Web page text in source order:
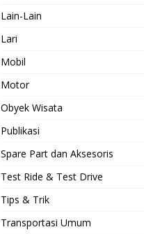
Lain-Lain
Lari
Mobil
Motor
Obyek Wisata
Publikasi
Spare Part dan Aksesoris
Test Ride & Test Drive
Tips & Trik
Transportasi Umum